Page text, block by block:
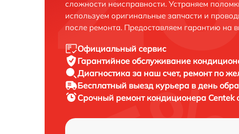
сложности неисправности. Устраняем
используем оригинальные запчасти и
после ремонта. Предоставляем гарантию на
Официальный сервис
Гарантийное обслуживание
Диагностика за наш счет, ремонт по
Бесплатный выезд курьера в день
Срочный ремонт кондиционера Centek